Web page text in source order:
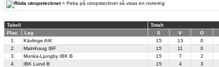
= Peka på utropstecknet så visas en notering
Tabell
Totalt
Plac.
Lag S V O
1. Kävlinge AIK 15 13
0
2.
Malmhaug IBF 15 11
0
3.
Munka-Ljungby IBK B 15 7
2
4.
IBK Lund B 15 4
3